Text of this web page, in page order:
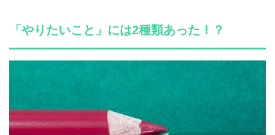
「やりたいこと」には2種類あった！？